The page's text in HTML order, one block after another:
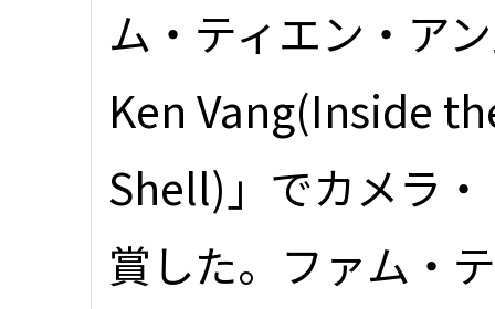
ム・ティエン・ア
Ken Vang(Inside
Shell)」でカメラ
賞した。ファム・